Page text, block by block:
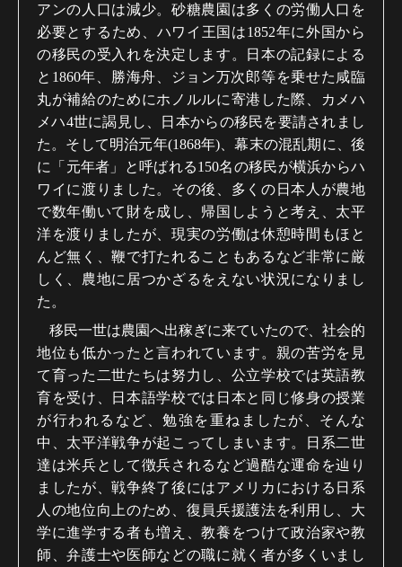
アンの人口は減少。砂糖農園は多くの労働人口を
必要とするため、ハワイ王国は1852年に外国から
の移民の受入れを決定します。日本の記録による
と 1860年、勝海舟、ジョン万次郎等を乗せた咸臨
丸が補給のためにホノルルに寄港した際、カメハ
メハ4世に謁見し、日本からの移民を要請されまし
た。そして明治元年(1868年) 、幕末の混乱期に、後
に「元年者」と呼ばれる150名の移民が横浜からハ
ワイに渡りました。その後、多くの日本人が農地
で数年働いて財を成し、帰国しようと考え、太平
洋を渡りましたが、現実の労働は休憩時間もほと
んど無く、鞭で打たれることもあるなど非常に厳
しく、農地に居つかざるをえない状況になりまし
た。
移民一世は農園へ出稼ぎに来ていたので、社会的
地位も低かったと言われています。親の苦労を見
て育った二世たちは努力し、公立学校では英語教
育を受け、日本語学校では日本と同じ修身の授業
が行われるなど、勉強を重ねましたが、そんな
中、太平洋戦争が起こってしまいます。日系二世
達は米兵として徴兵されるなど過酷な運命を辿り
ましたが、戦争終了後にはアメリカにおける日系
人の地位向上のため、復員兵援護法を利用し、大
学に進学する者も増え、教養をつけて政治家や教
師、弁護士や医師などの職に就く者が多くいまし